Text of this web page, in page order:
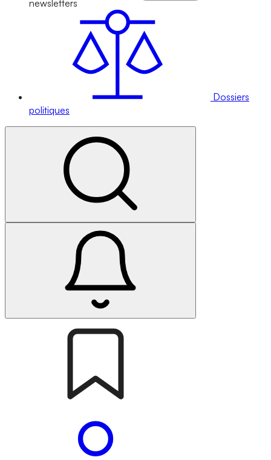
newsletters
Dossiers
politiques